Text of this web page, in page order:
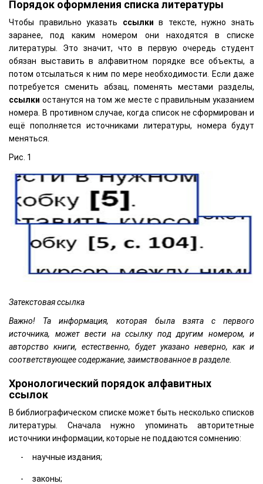
Порядок оформления списка литературы
Чтобы правильно указать ссылки в тексте, нужно знать
заранее, под каким номером они находятся в списке
литературы. Это значит, что в первую очередь студент
обязан выставить в алфавитном порядке все объекты, а
потом отсылаться к ним по мере необходимости. Если даже
потребуется сменить абзац, поменять местами разделы,
ссылки останутся на том же месте с правильным указанием
номера. В противном случае, когда список не сформирован и
ещё пополняется источниками литературы, номера будут
меняться.
Рис. 1
Затекстовая ссылка
Важно! Та информация, которая была взята с первого
источника, может вести на ссылку под другим номером, и
авторство книги, естественно, будет указано неверно, как и
соответствующее содержание, заимствованное в разделе.
Хронологический порядок алфавитных
ссылок
В библиографическом списке может быть несколько списков
литературы. Сначала нужно упоминать авторитетные
источники информации, которые не поддаются сомнению:
научные издания;
законы;